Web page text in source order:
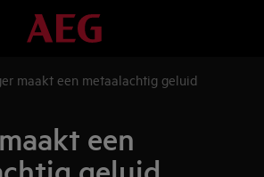
maakt een metaalachtig geluid
een